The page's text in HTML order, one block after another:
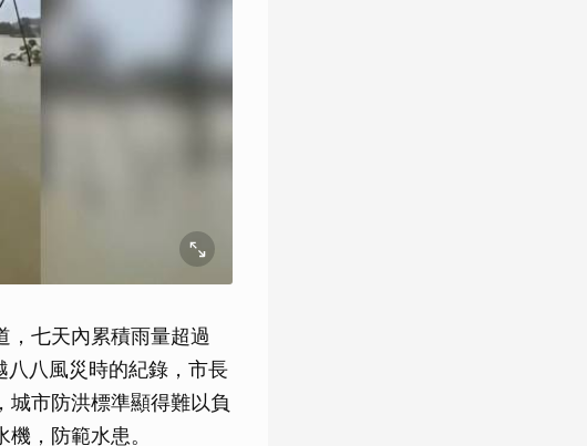
，七天內累積雨量超過
八風災時的紀錄，市長
城市防洪標準顯得難以負
，防範水患。